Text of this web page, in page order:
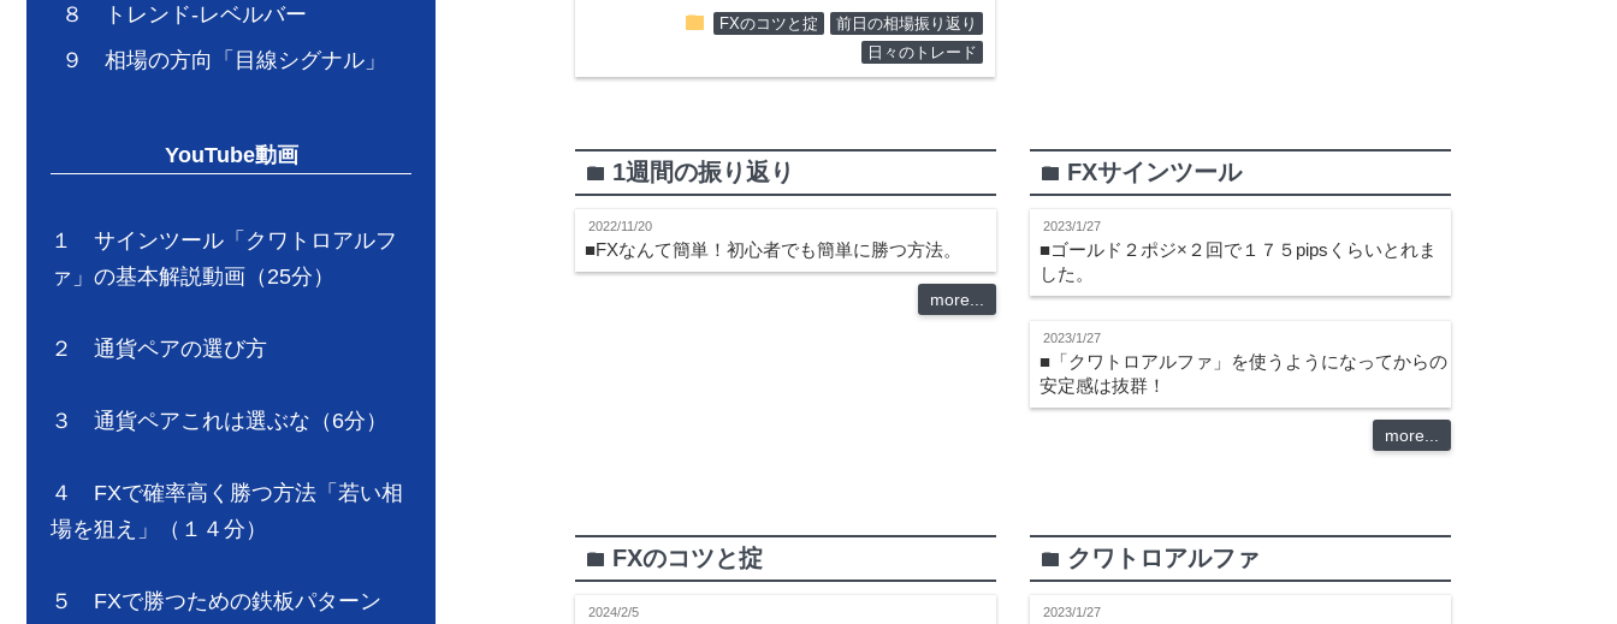
folder FXのコツと掟
前日の相場振り返り
日々のトレード
folder 1週間の振り返り
2022/11/20
■FXなんて簡単！初心者でも簡単に勝つ方法。
more...
folder FXサインツール
2023/1/27
■ゴールド２ポジ×２回で１７５pipsくらいとれま
した。
2023/1/27
■「クワトロアルファ」を使うようになってからの
安定感は抜群！
more...
folder FXのコツと掟
2024/2/5
folder クワトロアルファ
2023/1/27
８ トレンド-レベルバー
９ 相場の方向「目線シグナル」
YouTube動画
１ サインツール「クワトロアルフ
ァ」の基本解説動画（25分）
２ 通貨ペアの選び方
３ 通貨ペアこれは選ぶな（6分）
４ FXで確率高く勝つ方法「若い相
場を狙え」（１４分）
５ FXで勝つための鉄板パターン